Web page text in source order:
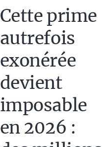
Cette prime
autrefois
exonérée
devient
imposable
en 2026 :